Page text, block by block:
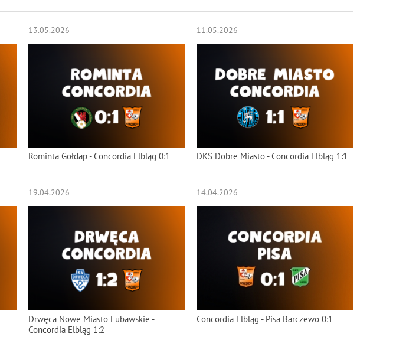
13.05.2026
Rominta Gołdap - Concordia Elbląg 0:1
11.05.2026
DKS Dobre Miasto - Concordia Elbląg 1:1
19.04.2026
Drwęca Nowe Miasto Lubawskie -
Concordia Elbląg 1:2
14.04.2026
Concordia Elbląg - Pisa Barczewo 0:1